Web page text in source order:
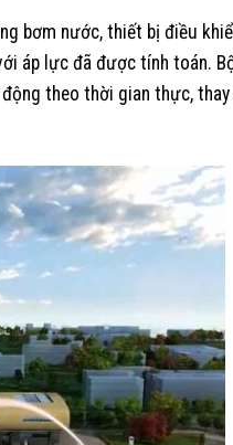
bơm nước, thiết bị điều
áp lực đã được tính toán.
theo thời gian thực,